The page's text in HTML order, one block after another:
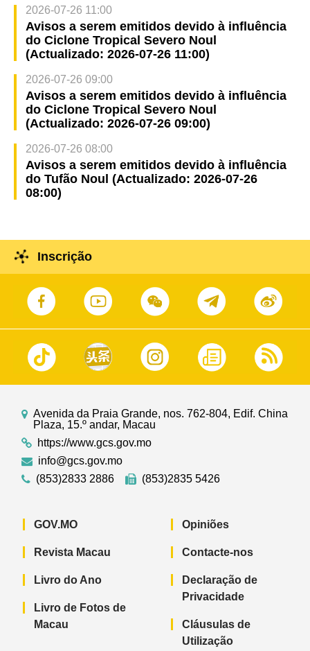
2026-07-26 11:00
Avisos a serem emitidos devido à influência
do Ciclone Tropical Severo Noul
(Actualizado: 2026-07-26 11:00)
2026-07-26 09:00
Avisos a serem emitidos devido à influência
do Ciclone Tropical Severo Noul
(Actualizado: 2026-07-26 09:00)
2026-07-26 08:00
Avisos a serem emitidos devido à influência
do Tufão Noul (Actualizado: 2026-07-26
08:00)
Inscrição
Avenida da Praia Grande, nos. 762-804, Edif. China
Plaza, 15.º andar, Macau
https://www.gcs.gov.mo
info@gcs.gov.mo
(853)2833 2886
(853)2835 5426
GOV.MO
Revista Macau
Livro do Ano
Livro de Fotos de
Macau
Opiniões
Contacte-nos
Declaração de
Privacidade
Cláusulas de
Utilização